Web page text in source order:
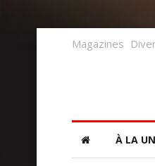
Magazines
À LA